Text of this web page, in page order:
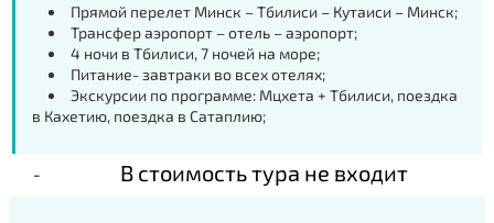
Прямой перелет Минск – Тбилиси – Кутаиси – Минск;
Трансфер аэропорт – отель – аэропорт;
4 ночи в Тбилиси, 7 ночей на море;
Питание- завтраки во всех отелях;
Экскурсии по программе: Мцхета + Тбилиси, поездка
в Кахетию, поездка в Сатаплию;
В стоимость тура не входит